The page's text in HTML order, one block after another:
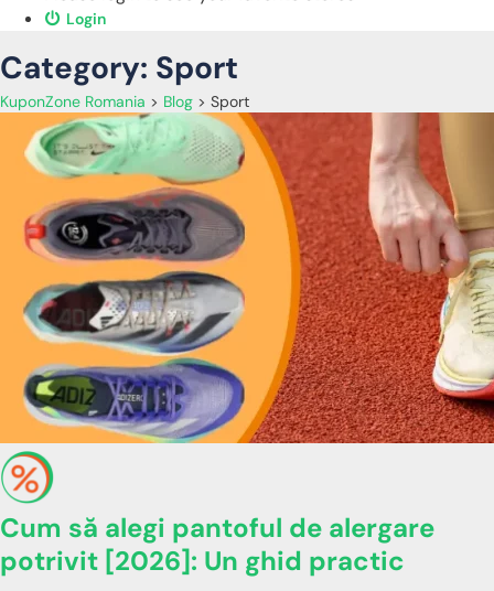
Login
Category: Sport
KuponZone Romania > Blog > Sport
Cum să alegi pantoful de alergare
potrivit [2026]: Un ghid practic